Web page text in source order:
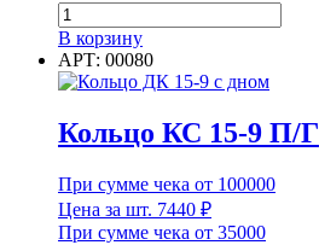
Количество
товара
Кольцо
КС
9
п/
В корзину
АРТ: 00080
Кольцо КС 15-9 П/Г
При сумме чека от 100000
Цена за шт. 7440 ₽
При сумме чека от 35000